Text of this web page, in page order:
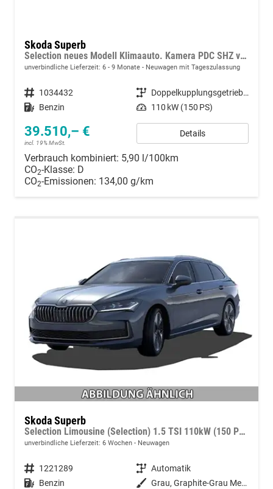
Skoda Superb
Selection neues Modell Klimaauto. Kamera PDC SHZ vorn 17 Zoll LM
unverbindliche Lieferzeit: 6 - 9 Monate Neuwagen mit Tageszulassung
Fahrzeugnummer 1034432 Getriebe
Doppelkupplungsgetriebe (DSG)
Kraftstoff Benzin Leistung 110 kW (150 PS)
39.510,– €
incl. 19% MwSt.
Details
Verbrauch kombiniert: 5,90 l/100km
CO2-Klasse: D
CO2-Emissionen: 134,00 g/km
Skoda Superb
Selection Limousine (Selection) 1.5 TSI 110kW (150 PS) 7-Gang DSG
unverbindliche Lieferzeit: 6 Wochen Neuwagen
Fahrzeugnummer 1221289 Getriebe Automatik
Kraftstoff Benzin Außenfarbe
Grau, Graphite-Grau Metallic (5X)